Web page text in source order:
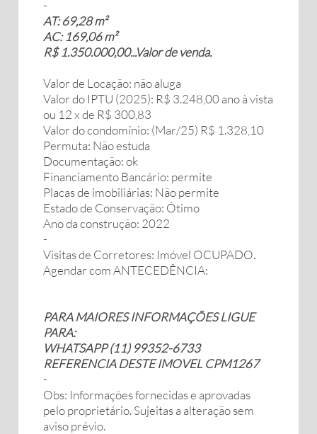
-
AT: 69,28 m²
AC: 169,06 m²
R$ 1.350.000,00...Valor de venda.
Valor de Locação: não aluga
Valor do IPTU (2025): R$ 3.248,00 ano à vista
ou 12 x de R$ 300,83
Valor do condomínio: (Mar/25) R$ 1.328,10
Permuta: Não estuda
Documentação: ok
Financiamento Bancário: permite
Placas de imobiliárias: Não permite
Estado de Conservação: Ótimo
Ano da construção: 2022
-
Visitas de Corretores: Imóvel OCUPADO.
Agendar com ANTECEDÊNCIA:
PARA MAIORES INFORMAÇÕES LIGUE
PARA:
WHATSAPP (11) 99352-6733
REFERENCIA DESTE IMOVEL CPM1267
-
Obs: Informações fornecidas e aprovadas
pelo proprietário. Sujeitas a alteração sem
aviso prévio.